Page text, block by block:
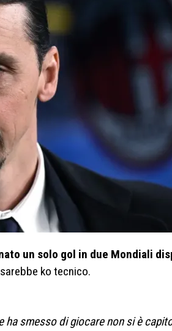
un solo gol in due Mondiali
ko tecnico.
ha smesso di giocare non si è